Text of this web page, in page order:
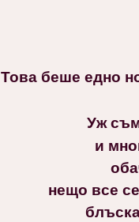
Това беше едно
Уж
и
нещо все